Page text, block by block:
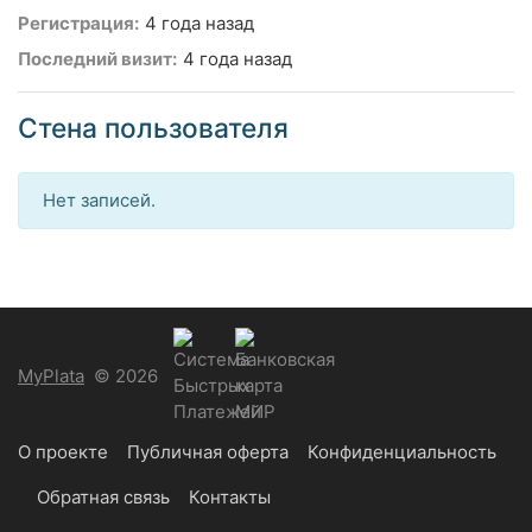
Регистрация: 4 года назад
Последний визит: 4 года назад
Стена пользователя
Нет записей.
MyPlata © 2026
О проекте Публичная оферта
Конфиденциальность
Обратная связь
Контакты